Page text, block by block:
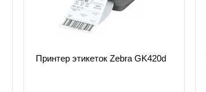
Принтер этикеток Zebra GK420d